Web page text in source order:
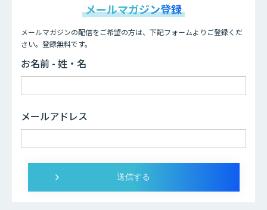
メールマガジン登録
メールマガジンの配信をご希望の方は、下記フォームよりご登録くだ
さい。登録無料です。
お名前 - 姓・名
メールアドレス